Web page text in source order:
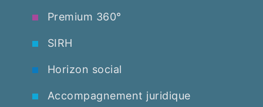
Premium 360°
SIRH
Horizon social
Accompagnement juridique